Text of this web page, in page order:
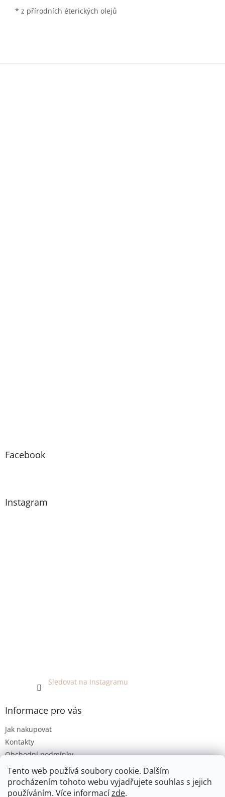
Tento web používá soubory cookie. Dalším
procházením tohoto webu vyjadřujete souhlas s jejich
používáním. Více informacízde.
* z přírodních éterických olejů
Z
Facebook
Instagram
Sledovat na Instagramu
Informace pro vás
Jak nakupovat
Kontakty
Obchodní podmínky
Podmínky ochrany osobních údajů